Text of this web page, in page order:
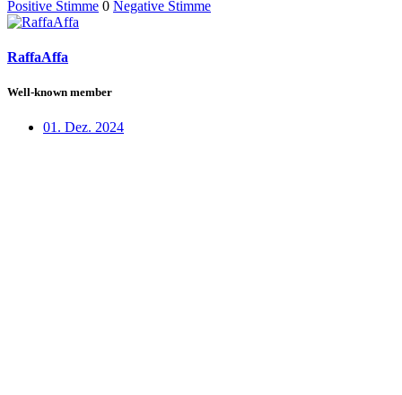
Positive Stimme 0 Negative Stimme
RaffaAffa
Well-known member
01. Dez. 2024